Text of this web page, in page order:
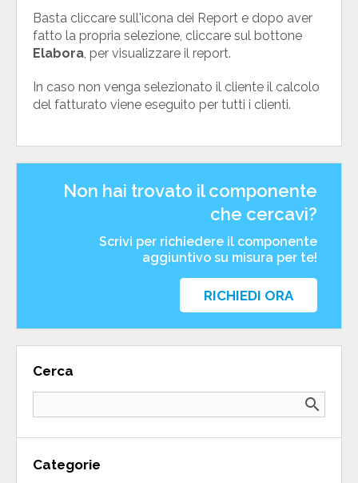
Cerca
search
Categorie
Basta cliccare sull'icona dei Report e dopo aver
fatto la propria selezione, cliccare sul bottone
Elabora , per visualizzare il report.
In caso non venga selezionato il cliente il calcolo
del fatturato viene eseguito per tutti i clienti.
Non hai trovato il componente
che cercavi?
Scrivi per richiedere il componente
aggiuntivo su misura per te!
RICHIEDI ORA